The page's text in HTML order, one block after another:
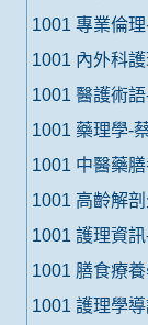
1001 專業倫
1001 內外科
1001 醫護術
1001 藥理學-
1001 中醫藥
1001 高齡解
1001 護理資
1001 膳食療
1001 護理學